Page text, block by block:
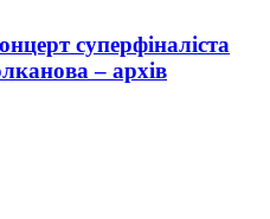
суперфіналіста
– архів